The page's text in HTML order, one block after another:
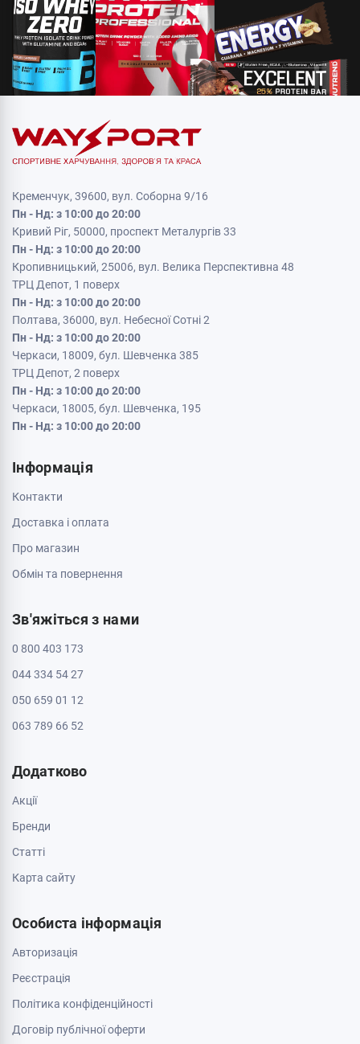
Кременчук, 39600, вул. Соборна 9/16
Пн - Нд: з 10:00 до 20:00
Кривий Ріг, 50000, проспект Металургів 33
Пн - Нд: з 10:00 до 20:00
Кропивницький, 25006, вул. Велика Перспективна 48
ТРЦ Депот, 1 поверх
Пн - Нд: з 10:00 до 20:00
Полтава, 36000, вул. Небесної Сотні 2
Пн - Нд: з 10:00 до 20:00
Черкаси, 18009, бул. Шевченка 385
ТРЦ Депот, 2 поверх
Пн - Нд: з 10:00 до 20:00
Черкаси, 18005, бул. Шевченка, 195
Пн - Нд: з 10:00 до 20:00
Інформація
Контакти
Доставка і оплата
Про магазин
Обмін та повернення
Зв'яжіться з нами
0 800 403 173
044 334 54 27
050 659 01 12
063 789 66 52
Додатково
Акції
Бренди
Cтатті
Карта сайту
Особиста інформація
Авторизація
Реєстрація
Політика конфіденційності
Договір публічної оферти